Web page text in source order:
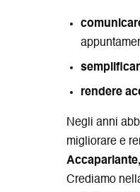
rendere
Negli anni
migliorare e
Crediamo